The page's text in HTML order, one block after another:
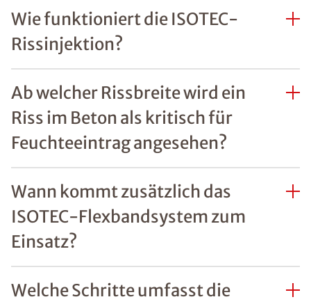
Wie funktioniert die ISOTEC-
Rissinjektion?
Ab welcher Rissbreite wird ein
Riss im Beton als kritisch für
Feuchteeintrag angesehen?
Wann kommt zusätzlich das
ISOTEC-Flexbandsystem zum
Einsatz?
Welche Schritte umfasst die